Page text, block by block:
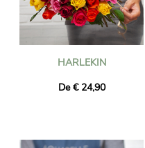
HARLEKIN
De € 24,90